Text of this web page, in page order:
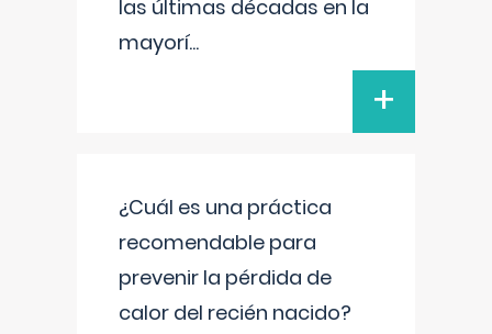
las últimas décadas en la
mayorí...
+
¿Cuál es una práctica
recomendable para
prevenir la pérdida de
calor del recién nacido?